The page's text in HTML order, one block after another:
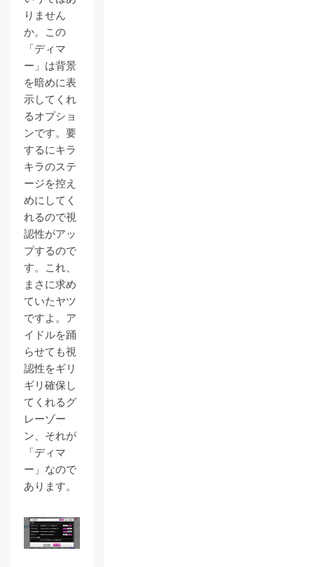
りません
か。この
「ディマ
ー」は背景
を暗めに表
示してくれ
るオプショ
ンです。要
するにキラ
キラのステ
ージを控え
めにしてく
れるので視
認性がアッ
プするので
す。これ、
まさに求め
ていたヤツ
ですよ。ア
イドルを踊
らせても視
認性をギリ
ギリ確保し
てくれるグ
レーゾー
ン、それが
「ディマ
ー」なので
あります。